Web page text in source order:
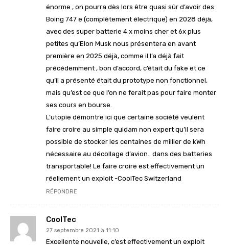
énorme , on pourra dès lors être quasi sûr d’avoir des
Boing 747 e (complètement électrique) en 2028 déjà,
avec des super batterie 4 x moins cher et 6x plus
petites qu’Elon Musk nous présentera en avant
première en 2025 déjà, comme il l’a déjà fait
précédemment , bon d’accord, c’était du fake et ce
qu’il a présenté était du prototype non fonctionnel,
mais qu’est ce que l’on ne ferait pas pour faire monter
ses cours en bourse.
L’utopie démontre ici que certaine société veulent
faire croire au simple quidam non expert qu’il sera
possible de stocker les centaines de millier de kWh
nécessaire au décollage d’avion.. dans des batteries
transportable! Le faire croire est effectivement un
réellement un exploit -CoolTec Switzerland
RÉPONDRE
CoolTec
27 septembre 2021 à 11:10
Excellente nouvelle, c’est effectivement un exploit